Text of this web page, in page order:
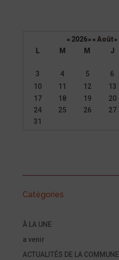
calendrier
d’évènements
« 2026» « Août»
L M M J
3
4 5 6
10
11 12 13
17
18 19 20
24
25 26 27
31
Catégories
À LA UNE
a venir
ACTUALITÉS DE LA COMMUNE